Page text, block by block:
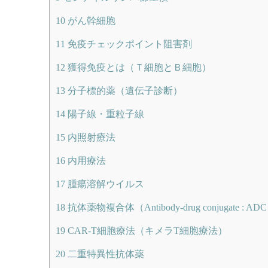
10 がん幹細胞
11 免疫チェックポイント阻害剤
12 獲得免疫とは（Ｔ細胞とＢ細胞）
13 分子標的薬（遺伝子診断）
14 陽子線・重粒子線
15 内照射療法
16 内用療法
17 腫瘍溶解ウイルス
18 抗体薬物複合体（Antibody-drug conjugate :
19 CAR-T細胞療法（キメラT細胞療法）
20 二重特異性抗体薬